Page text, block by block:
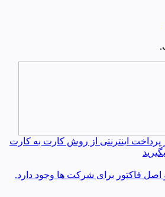
اینترنتی از روش کارت به کارت
اصل فاکتور برای شرکت ها وجود دارد.